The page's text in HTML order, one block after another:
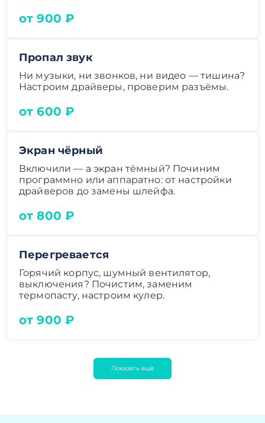
от 900 ₽
Пропал звук
Ни музыки, ни звонков, ни видео — тишина?
Настроим драйверы, проверим разъёмы.
от 600 ₽
Экран чёрный
Включили — а экран тёмный? Починим
программно или аппаратно: от настройки
драйверов до замены шлейфа.
от 800 ₽
Перегревается
Горячий корпус, шумный вентилятор,
выключения? Почистим, заменим
термопасту, настроим кулер.
от 900 ₽
Показать ещё